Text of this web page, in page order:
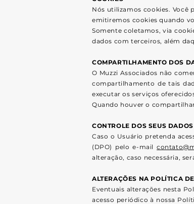
Nós utilizamos cookies. Você
emitiremos cookies quando
Somente coletamos, via
dados com terceiros, além
COMPARTILHAMENTO DOS
O Muzzi Associados não
compartilhamento de tais
executar os serviços
Quando houver o
CONTROLE DOS SEUS
Caso o Usuário pretenda
(DPO) pelo e-mail
alteração, caso necessária,
ALTERAÇÕES NA POLÍTICA
Eventuais alterações nesta
acesso periódico à nossa